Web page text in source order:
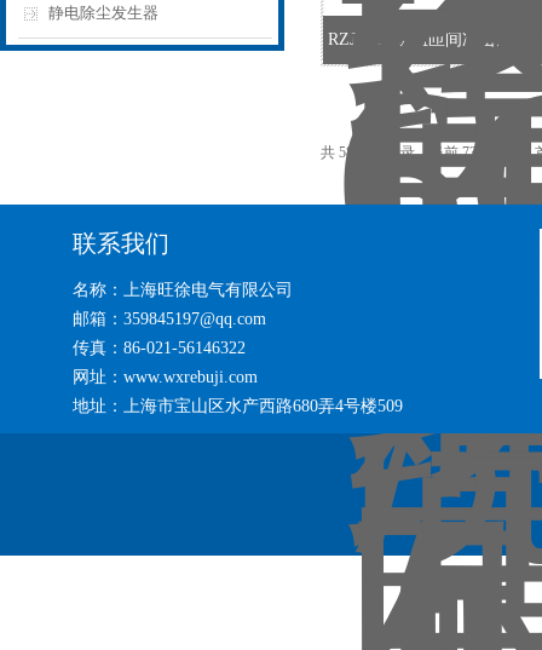
静电除尘发生器
RZJ-6GX绕组匝间冲击耐电
共 5854 条记录，当前 73 / 391 页
联系我们
名称：上海旺徐电气有限公司
邮箱：359845197@qq.com
传真：86-021-56146322
网址：www.wxrebuji.com
地址：上海市宝山区水产西路680弄4号楼509